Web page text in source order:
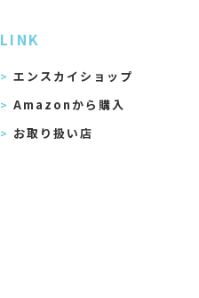
LINK
エンスカイショップ
Amazonから購入
お取り扱い店